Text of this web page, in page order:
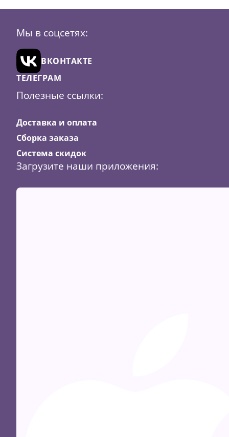
Мы в соцсетях:
ВКОНТАКТЕ
ТЕЛЕГРАМ
Полезные ссылки:
Доставка и оплата
Сборка заказа
Система скидок
Загрузите наши приложения: